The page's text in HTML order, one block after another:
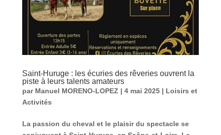
Saint-Huruge : les écuries des rêveries ouvrent la
piste à leurs talents amateurs
par Manuel MORENO-LOPEZ | 4 mai 2025| Loisirs et
Activités
La passion du cheval et le plaisir du spectacle se